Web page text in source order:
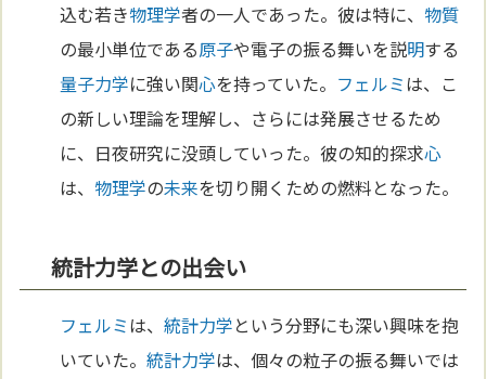
込む若き物理学者の一人であった。彼は特に、 物質
の最小単位である原子や電子の振る舞いを説明する
量子力学に強い関心を持っていた。 フェルミは、こ
の新しい理論を理解し、さらには発展させるため
に、日夜研究に没頭していった。彼の知的探求心
は、 物理学の未来を切り開くための燃料となった。
統計力学との出会い
フェルミは、統計力学という分野にも深い興味を抱
いていた。統計力学は、個々の粒子の振る舞いでは